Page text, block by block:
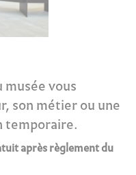
musée vous
son métier ou une
temporaire.
après règlement du